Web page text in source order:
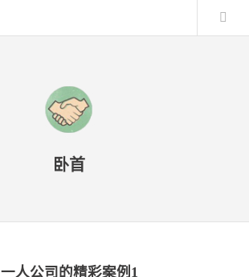
卧首
一人公司的精彩案例1